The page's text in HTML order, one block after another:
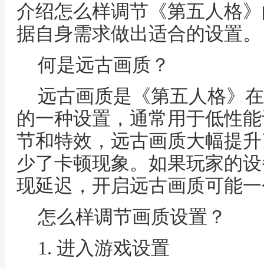
介绍怎么样调节《第五人格
据自身需求做出适合的设置。
何是远古画质？
远古画质是《第五人格》
的一种设置，通常用于低性
节和特效，远古画质大幅提
少了卡顿现象。如果玩家的
现延迟，开启远古画质可能
怎么样调节画质设置？
1. 进入游戏设置